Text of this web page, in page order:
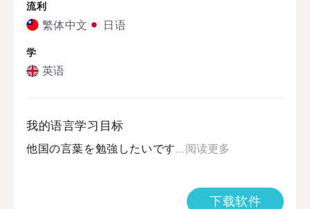
流利
繁体中文 日语
学
英语
我的语言学习目标
他国の言葉を勉強したいです...阅读更多
下载软件